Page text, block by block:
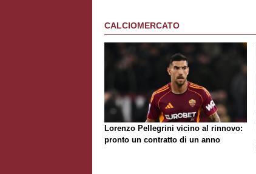
CALCIOMERCATO
Lorenzo Pellegrini vicino al rinnovo:
pronto un contratto di un anno